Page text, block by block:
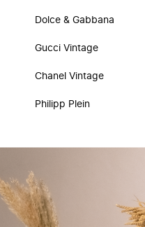
Dolce & Gabbana
Gucci Vintage
Chanel Vintage
Philipp Plein